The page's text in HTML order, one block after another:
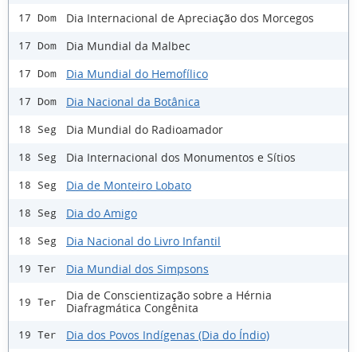
17 Dom Dia Internacional de Apreciação dos Morcegos
17 Dom Dia Mundial da Malbec
17 Dom Dia Mundial do Hemofílico
17 Dom Dia Nacional da Botânica
18 Seg Dia Mundial do Radioamador
18 Seg Dia Internacional dos Monumentos e Sítios
18 Seg Dia de Monteiro Lobato
18 Seg Dia do Amigo
18 Seg Dia Nacional do Livro Infantil
19 Ter Dia Mundial dos Simpsons
19 Ter
Dia de Conscientização sobre a Hérnia
Diafragmática Congênita
19 Ter Dia dos Povos Indígenas (Dia do Índio)